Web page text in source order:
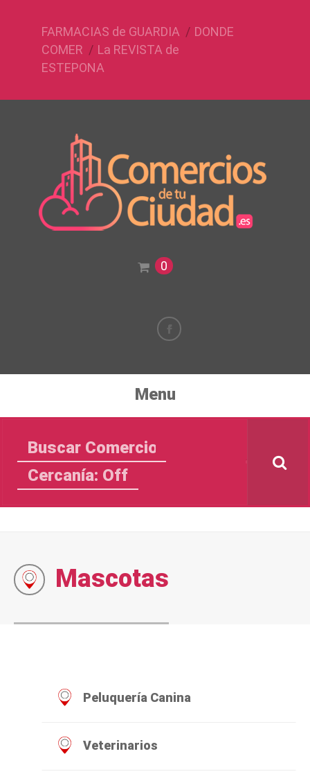
FARMACIAS de GUARDIA
DONDE
COMER
La REVISTA de
ESTEPONA
0
Menu
Cercanía: Off
Mascotas
Peluquería Canina
Veterinarios